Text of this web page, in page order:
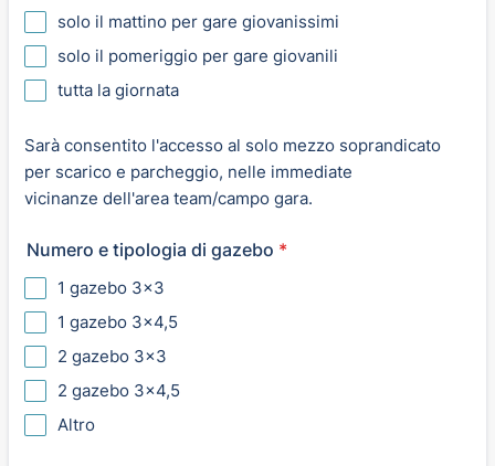
solo il mattino per gare giovanissimi
solo il pomeriggio per gare giovanili
tutta la giornata
Sarà consentito l'accesso al solo mezzo soprandicato
per scarico e parcheggio, nelle immediate
vicinanze dell'area team/campo gara.
Numero e tipologia di gazebo *
1 gazebo 3x3
1 gazebo 3x4,5
2 gazebo 3x3
2 gazebo 3x4,5
Altro